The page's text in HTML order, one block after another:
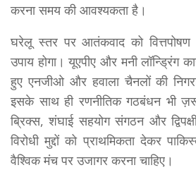
करना समय की आवश्यकता है।
घरेलू स्तर पर आतंकवाद को वित्तपोषण
उपाय होगा। यूएपीए और मनी लॉन्ड्रिंग
हुए एनजीओ और हवाला चैनलों की
इसके साथ ही रणनीतिक गठबंधन भी
ब्रिक्स, शंघाई सहयोग संगठन और
विरोधी मुद्दों को प्राथमिकता देकर
वैश्विक मंच पर उजागर करना चाहिए।